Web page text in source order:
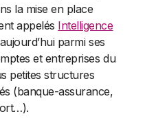
la mise en place
appelés Intelligence
parmi ses
et entreprises du
petites structures
(banque-assurance,